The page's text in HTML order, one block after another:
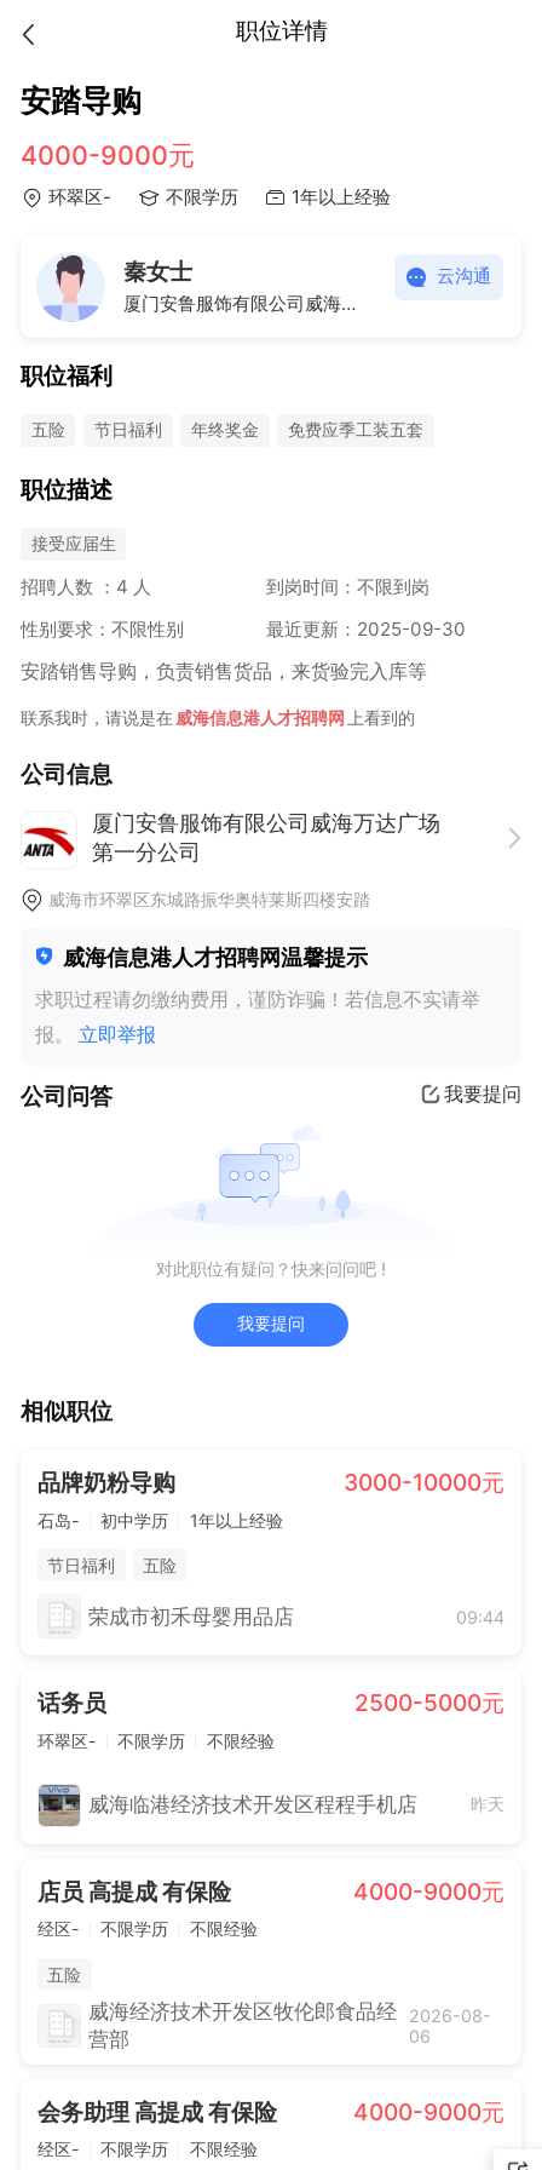
职位详情
安踏导购
4000-9000元
环翠区- 不限学历 1年以上经验
秦女士
厦门安鲁服饰有限公司威海万达广场第一分公司
云沟通
职位福利
五险 节日福利 年终奖金 免费应季工装五套
职位描述
接受应届生
招聘人数 ：4 人
到岗时间：不限到岗
性别要求：不限性别
最近更新：2025-09-30
安踏销售导购，负责销售货品，来货验完入库等
联系我时，请说是在 威海信息港人才招聘网 上看到的
公司信息
厦门安鲁服饰有限公司威海万达广场
第一分公司
威海市环翠区东城路振华奥特莱斯四楼安踏
威海信息港人才招聘网温馨提示
求职过程请勿缴纳费用，谨防诈骗！若信息不实请举
报。 立即举报
公司问答 我要提问
对此职位有疑问？快来问问吧 !
我要提问
相似职位
品牌奶粉导购 3000-10000元
石岛- 初中学历 1年以上经验
节日福利 五险
荣成市初禾母婴用品店 09:44
话务员 2500-5000元
环翠区- 不限学历 不限经验
威海临港经济技术开发区程程手机店 昨天
店员 高提成 有保险 4000-9000元
经区- 不限学历 不限经验
五险
威海经济技术开发区牧伦郎食品经
营部
2026-08-
06
会务助理 高提成 有保险 4000-9000元
经区- 不限学历 不限经验